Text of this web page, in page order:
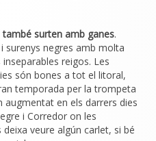
surten amb ganes.
i surenys negres amb molta
reigos. Les
són bones a tot el litoral,
temporada per la trompeta
en els darrers dies
i Corredor on les
veure algún carlet, si bé